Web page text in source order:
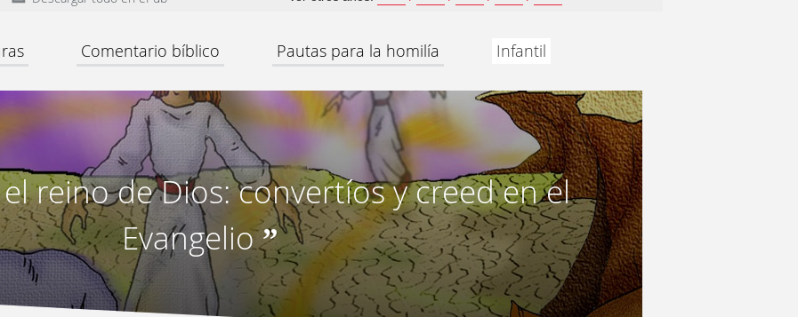
Comentario bíblico Pautas para la homilía Infantil
reino de Dios: convertíos y creed en el
Evangelio”